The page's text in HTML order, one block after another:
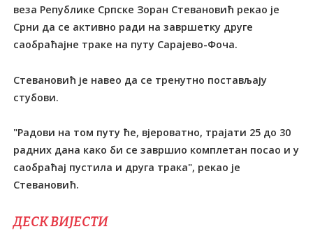
веза Републике Српске Зоран Стевановић рекао је
Срни да се активно ради на завршетку друге
саобраћајне траке на путу Сарајево-Фоча.
Стевановић је навео да се тренутно постављају
стубови.
"Радови на том путу ће, вјероватно, трајати 25 до 30
радних дана како би се завршио комплетан посао и у
саобраћај пустила и друга трака", рекао је
Стевановић.
ДЕСК ВИЈЕСТИ